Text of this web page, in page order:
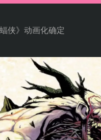
侠》动画化确定